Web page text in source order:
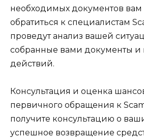
необходимых документов вам
обратиться к специалистам
проведут анализ вашей
собранные вами документы и
действий.
Консультация и оценка
первичного обращения к
получите консультацию о
успешное возвращение